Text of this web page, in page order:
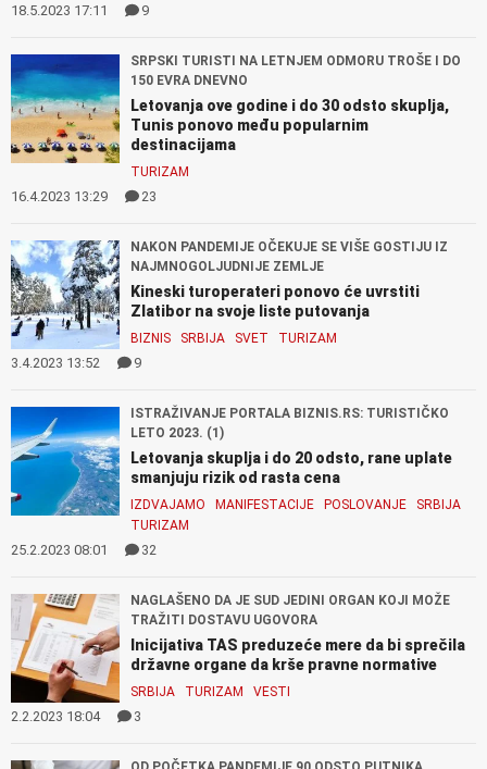
18.5.2023 17:11 9
SRPSKI TURISTI NA LETNJEM ODMORU TROŠE I DO
150 EVRA DNEVNO
Letovanja ove godine i do 30 odsto skuplja,
Tunis ponovo među popularnim
destinacijama
TURIZAM
16.4.2023 13:29 23
NAKON PANDEMIJE OČEKUJE SE VIŠE GOSTIJU IZ
NAJMNOGOLJUDNIJE ZEMLJE
Kineski turoperateri ponovo će uvrstiti
Zlatibor na svoje liste putovanja
BIZNIS SRBIJA SVET TURIZAM
3.4.2023 13:52 9
ISTRAŽIVANJE PORTALA BIZNIS.RS: TURISTIČKO
LETO 2023. (1)
Letovanja skuplja i do 20 odsto, rane uplate
smanjuju rizik od rasta cena
IZDVAJAMO MANIFESTACIJE POSLOVANJE
SRBIJA
TURIZAM
25.2.2023 08:01 32
NAGLAŠENO DA JE SUD JEDINI ORGAN KOJI MOŽE
TRAŽITI DOSTAVU UGOVORA
Inicijativa TAS preduzeće mere da bi sprečila
državne organe da krše pravne normative
SRBIJA TURIZAM VESTI
2.2.2023 18:04 3